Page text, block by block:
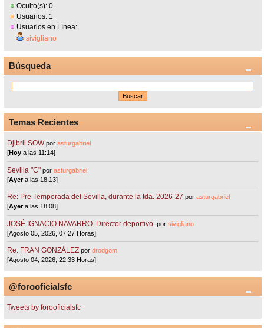
Oculto(s): 0
Usuarios: 1
Usuarios en Línea:
sivigliano
Búsqueda
Temas Recientes
Djibril SOW porasturgabriel
[Hoy a las 11:14]
Sevilla "C"porasturgabriel
[Ayera las 18:13]
Re: Pre Temporada del Sevilla, durante la tda. 2026-27 porasturgabriel
[Ayera las 18:08]
JOSÉ IGNACIO NAVARRO. Director deportivo. porsivigliano
[Agosto 05, 2026, 07:27 Horas]
Re: FRAN GONZÁLEZ pordrodgom
[Agosto 04, 2026, 22:33 Horas]
@forooficialsfc
Tweets by forooficialsfc